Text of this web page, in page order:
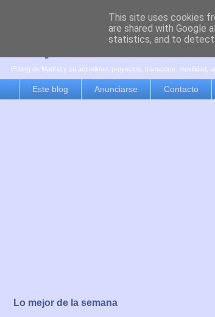
es por madrid
El blog de Madrid y su actualidad, proyectos, transporte, movilidad,
Este blog Anunciarse Contacto
Lo mejor de la semana
This site uses cookies
are shared with Google
statistics, and to detect